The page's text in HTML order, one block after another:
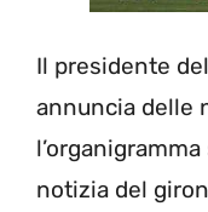
Il presidente del
annuncia delle
notizia del